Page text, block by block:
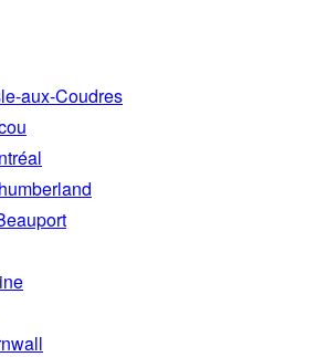
aux-Coudres